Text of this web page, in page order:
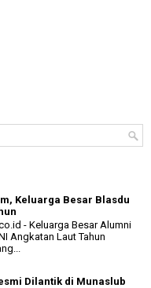
Keluarga Besar Blasdu
- Keluarga Besar Alumni
Angkatan Laut Tahun
Dilantik di Munaslub